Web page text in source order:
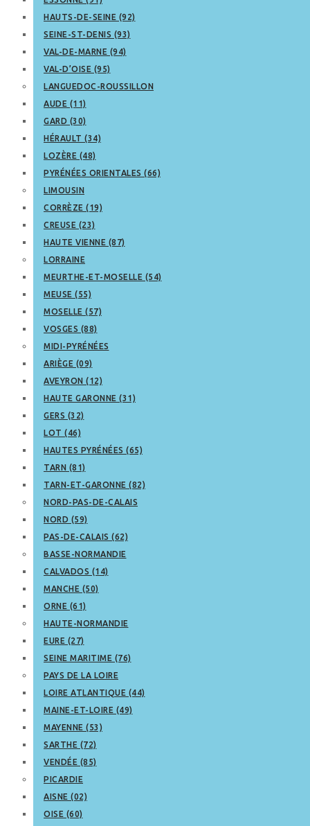
HAUTS-DE-SEINE (92)
SEINE-ST-DENIS (93)
VAL-DE-MARNE (94)
VAL-D’OISE (95)
LANGUEDOC-ROUSSILLON
AUDE (11)
GARD (30)
HÉRAULT (34)
LOZÈRE (48)
PYRÉNÉES ORIENTALES (66)
LIMOUSIN
CORRÈZE (19)
CREUSE (23)
HAUTE VIENNE (87)
LORRAINE
MEURTHE-ET-MOSELLE (54)
MEUSE (55)
MOSELLE (57)
VOSGES (88)
MIDI-PYRÉNÉES
ARIÈGE (09)
AVEYRON (12)
HAUTE GARONNE (31)
GERS (32)
LOT (46)
HAUTES PYRÉNÉES (65)
TARN (81)
TARN-ET-GARONNE (82)
NORD-PAS-DE-CALAIS
NORD (59)
PAS-DE-CALAIS (62)
BASSE-NORMANDIE
CALVADOS (14)
MANCHE (50)
ORNE (61)
HAUTE-NORMANDIE
EURE (27)
SEINE MARITIME (76)
PAYS DE LA LOIRE
LOIRE ATLANTIQUE (44)
MAINE-ET-LOIRE (49)
MAYENNE (53)
SARTHE (72)
VENDÉE (85)
PICARDIE
AISNE (02)
OISE (60)